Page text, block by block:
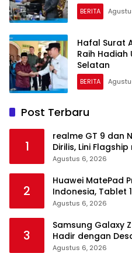
BERITA
Hafal Surat
Raih
Selatan
BERITA
Post Terbaru
1
realme GT 9 dan
Dirilis, Lini
Agustus 6, 2026
2
Huawei MatePad
Indonesia, Tablet
Agustus 6, 2026
3
Samsung Galaxy
Hadir dengan
Agustus 6, 2026